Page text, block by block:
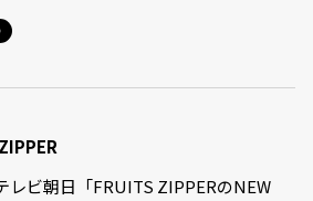
レビ朝日「FRUITS ZIPPERのNEW